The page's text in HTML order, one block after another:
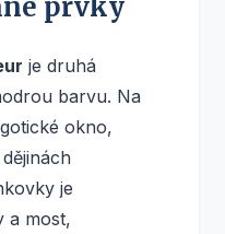
prvky
je druhá
barvu. Na
okno,
je
a most,